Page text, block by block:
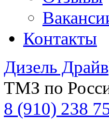
Контакты
Дизель Драйв
ТМЗ по
8 (910) 238